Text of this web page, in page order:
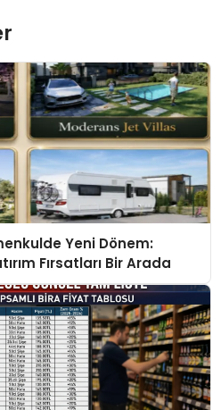
Yeni Dönem:
Fırsatları Bir Arada